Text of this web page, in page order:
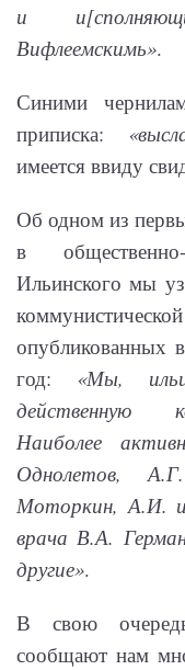
и
Вифлеемскимь».
Синими
приписка:
имеется ввиду
Об одном из
в
Ильинского мы
опубликованных
год: «Мы,
действенную
Наиболее
Однолетов,
Моторкин, А.И. и
врача В.А.
другие».
В свою очередь
сообщают нам